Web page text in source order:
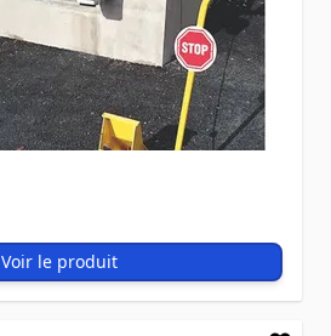
Voir le produit